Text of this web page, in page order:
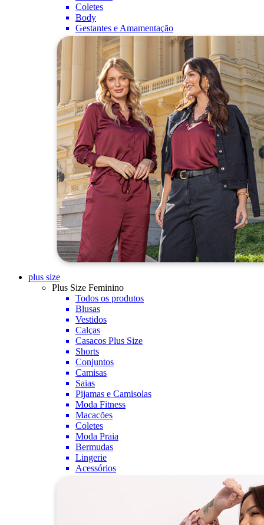
Coletes
Body
Gestantes e Amamentação
plus size
Plus Size Feminino
Todos os produtos
Blusas
Vestidos
Calças
Casacos Plus Size
Shorts
Conjuntos
Camisas
Saias
Pijamas e Camisolas
Moda Fitness
Macacões
Coletes
Moda Praia
Bermudas
Lingerie
Acessórios